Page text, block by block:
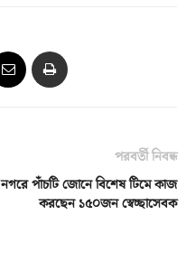
পরবর্তী নিবন্ধ
নগরে পাঁচটি জোনে বিশেষ টিমে কাজ
করছেন ১৫০জন স্বেচ্ছাসেবক